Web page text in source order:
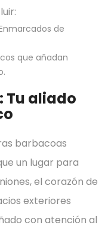
de
que añadan
Tu aliado
barbacoas
un lugar para
el corazón de
exteriores
con atención al